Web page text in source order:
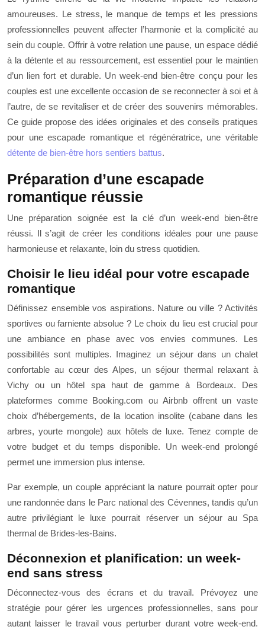
amoureuses. Le stress, le manque de temps et les pressions
professionnelles peuvent affecter l’harmonie et la complicité au
sein du couple. Offrir à votre relation une pause, un espace dédié
à la détente et au ressourcement, est essentiel pour le maintien
d’un lien fort et durable. Un week-end bien-être conçu pour les
couples est une excellente occasion de se reconnecter à soi et à
l’autre, de se revitaliser et de créer des souvenirs mémorables.
Ce guide propose des idées originales et des conseils pratiques
pour une escapade romantique et régénératrice, une véritable
détente de bien-être hors sentiers battus.
Préparation d’une escapade
romantique réussie
Une préparation soignée est la clé d’un week-end bien-être
réussi. Il s’agit de créer les conditions idéales pour une pause
harmonieuse et relaxante, loin du stress quotidien.
Choisir le lieu idéal pour votre escapade
romantique
Définissez ensemble vos aspirations. Nature ou ville ? Activités
sportives ou farniente absolue ? Le choix du lieu est crucial pour
une ambiance en phase avec vos envies communes. Les
possibilités sont multiples. Imaginez un séjour dans un chalet
confortable au cœur des Alpes, un séjour thermal relaxant à
Vichy ou un hôtel spa haut de gamme à Bordeaux. Des
plateformes comme Booking.com ou Airbnb offrent un vaste
choix d’hébergements, de la location insolite (cabane dans les
arbres, yourte mongole) aux hôtels de luxe. Tenez compte de
votre budget et du temps disponible. Un week-end prolongé
permet une immersion plus intense.
Par exemple, un couple appréciant la nature pourrait opter pour
une randonnée dans le Parc national des Cévennes, tandis qu’un
autre privilégiant le luxe pourrait réserver un séjour au Spa
thermal de Brides-les-Bains.
Déconnexion et planification: un week-
end sans stress
Déconnectez-vous des écrans et du travail. Prévoyez une
stratégie pour gérer les urgences professionnelles, sans pour
autant laisser le travail vous perturber durant votre week-end.